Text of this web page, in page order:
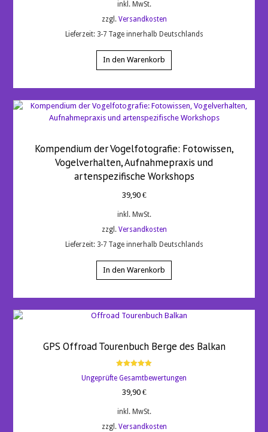
inkl. MwSt.
zzgl. Versandkosten
Lieferzeit: 3-7 Tage innerhalb Deutschlands
In den Warenkorb
Kompendium der Vogelfotografie: Fotowissen,
Vogelverhalten, Aufnahmepraxis und
artenspezifische Workshops
39,90 €
inkl. MwSt.
zzgl. Versandkosten
Lieferzeit: 3-7 Tage innerhalb Deutschlands
In den Warenkorb
GPS Offroad Tourenbuch Berge des Balkan
mit
von 5
Ungeprüfte Gesamtbewertungen
39,90 €
inkl. MwSt.
zzgl. Versandkosten